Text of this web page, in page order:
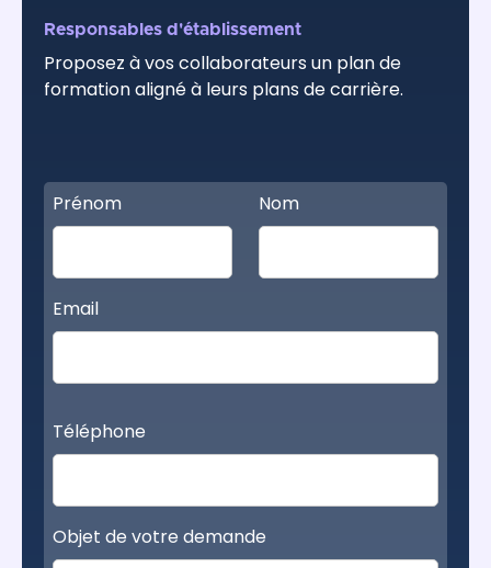
Responsables d'établissement
Proposez à vos collaborateurs un plan de
formation aligné à leurs plans de carrière.
Prénom Nom
Email
Téléphone
Objet de votre demande